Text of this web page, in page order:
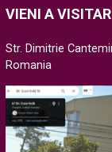
VIENI A
Str. Dimitrie
Romania